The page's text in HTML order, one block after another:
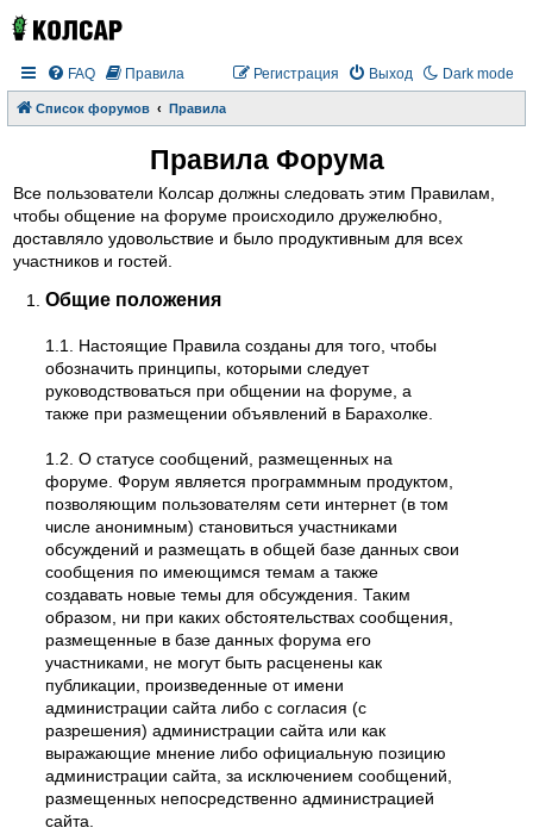
Dark mode
FAQ Правила Выход
Регистрация
Список форумов Правила
Правила Форума
Все пользователи Колсар должны следовать этим Правилам,
чтобы общение на форуме происходило дружелюбно,
доставляло удовольствие и было продуктивным для всех
участников и гостей.
Общие положения
1.1. Настоящие Правила созданы для того, чтобы
обозначить принципы, которыми следует
руководствоваться при общении на форуме, а
также при размещении объявлений в Барахолке.
1.2. О статусе сообщений, размещенных на
форуме. Форум является программным продуктом,
позволяющим пользователям сети интернет (в том
числе анонимным) становиться участниками
обсуждений и размещать в общей базе данных свои
сообщения по имеющимся темам а также
создавать новые темы для обсуждения. Таким
образом, ни при каких обстоятельствах сообщения,
размещенные в базе данных форума его
участниками, не могут быть расценены как
публикации, произведенные от имени
администрации сайта либо с согласия (с
разрешения) администрации сайта или как
выражающие мнение либо официальную позицию
администрации сайта, за исключением сообщений,
размещенных непосредственно администрацией
сайта.